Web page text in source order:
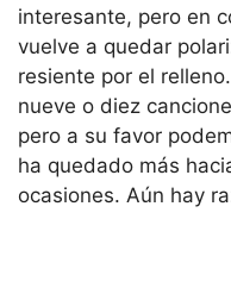
interesante, pero en
vuelve a quedar
resiente por el
nueve o diez
pero a su favor
ha quedado más
ocasiones. Aún hay